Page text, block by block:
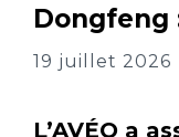
Dongfeng
19 juillet 2026
L’AVÉQ a